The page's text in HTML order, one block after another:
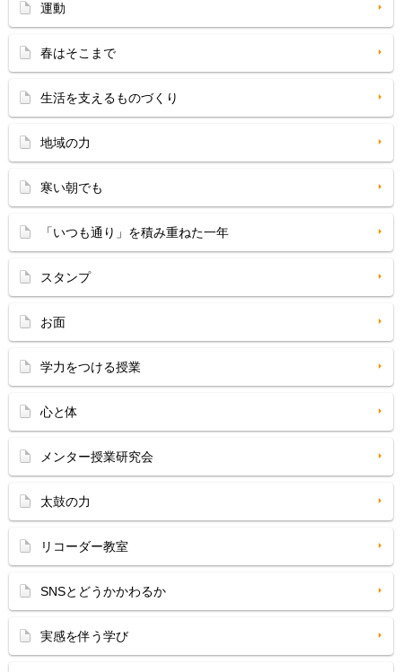
運動
春はそこまで
生活を支えるものづくり
地域の力
寒い朝でも
「いつも通り」を積み重ねた一年
スタンプ
お面
学力をつける授業
心と体
メンター授業研究会
太鼓の力
リコーダー教室
SNSとどうかかわるか
実感を伴う学び